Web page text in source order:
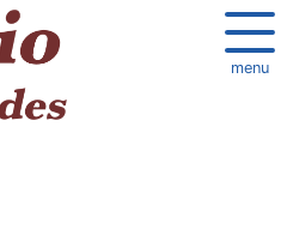
menu